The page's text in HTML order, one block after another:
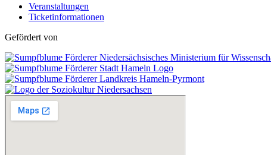
Veranstaltungen
Ticketinformationen
Gefördert von